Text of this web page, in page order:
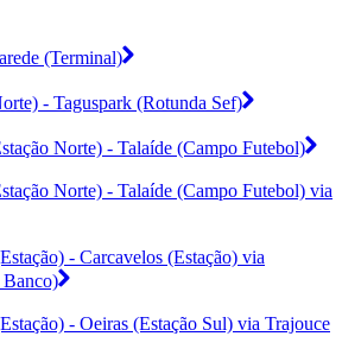
(Terminal)
- Taguspark (Rotunda Sef)
Norte) - Talaíde (Campo Futebol)
Norte) - Talaíde (Campo Futebol) via
- Carcavelos (Estação) via
- Oeiras (Estação Sul) via Trajouce